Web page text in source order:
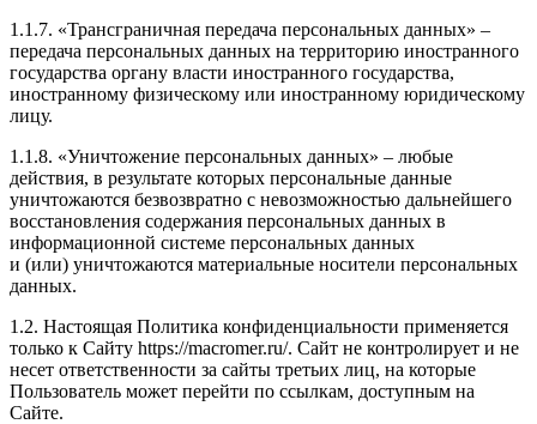
1.1.7. «Трансграничная передача персональных данных» –
передача персональных данных на территорию иностранного
государства органу власти иностранного государства,
иностранному физическому или иностранному юридическому
лицу.
1.1.8. «Уничтожение персональных данных» – любые
действия, в результате которых персональные данные
уничтожаются безвозвратно с невозможностью дальнейшего
восстановления содержания персональных данных в
информационной системе персональных данных
и (или) уничтожаются материальные носители персональных
данных.
1.2. Настоящая Политика конфиденциальности применяется
только к Сайту https://macromer.ru/. Сайт не контролирует и не
несет ответственности за сайты третьих лиц, на которые
Пользователь может перейти по ссылкам, доступным на
Сайте.